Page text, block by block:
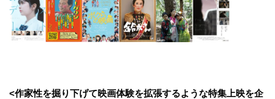
<作家性を掘り下げて映画体験を拡張するような特集上映を企